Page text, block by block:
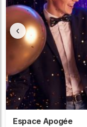
‹
Espace Apogée